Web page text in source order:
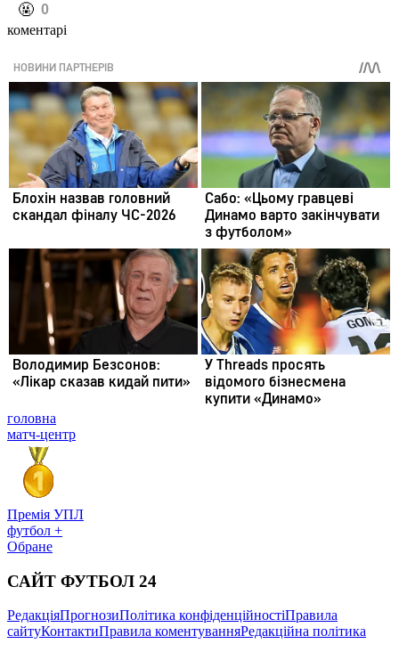
️🤬 0
коментарі
головна
матч-центр
Премія УПЛ
футбол +
Обране
САЙТ ФУТБОЛ 24
РедакціяПрогнозиПолітика конфіденційностіПравила
сайтуКонтактиПравила коментуванняРедакційна політика